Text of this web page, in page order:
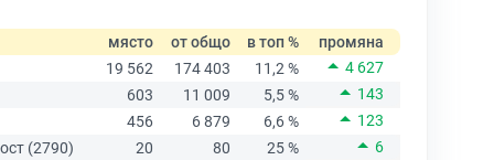
място от общо в топ %
промяна
19 562
174 403 11,2 %
4 627
603
11 009 5,5 %
143
456
6 879 6,6 %
123
(2790)
20 80 25 % 6